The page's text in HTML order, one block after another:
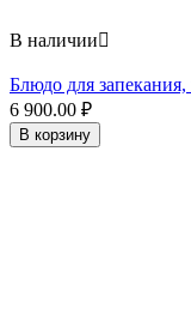
В наличии
Блюдо для
6 900.00 ₽
В корзину